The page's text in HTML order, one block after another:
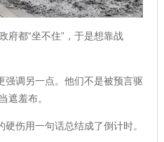
府都“坐不住”，于是想靠战
强调另一点。他们不是被预言驱
遮羞布。
硬伤用一句话总结成了倒计时。